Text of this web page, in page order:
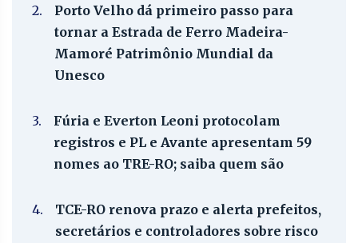
2.
Porto Velho dá primeiro passo para
tornar a Estrada de Ferro Madeira-
Mamoré Patrimônio Mundial da
Unesco
3.
Fúria e Everton Leoni protocolam
registros e PL e Avante apresentam 59
nomes ao TRE-RO; saiba quem são
4.
TCE-RO renova prazo e alerta prefeitos,
secretários e controladores sobre risco